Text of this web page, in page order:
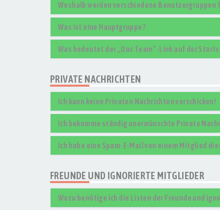
Weshalb werden verschiedene
Was ist eine Hauptgruppe?
Was bedeutet der „Das Team“-Link auf der
PRIVATE NACHRICHTEN
Ich kann keine Privaten Nachrichten verschicken!
Ich bekomme ständig unerwünschte Private
Ich habe eine Spam-E-Mail von einem Mitglied
FREUNDE UND IGNORIERTE MITGLIEDER
Wozu benötige ich die Listen der Freunde und